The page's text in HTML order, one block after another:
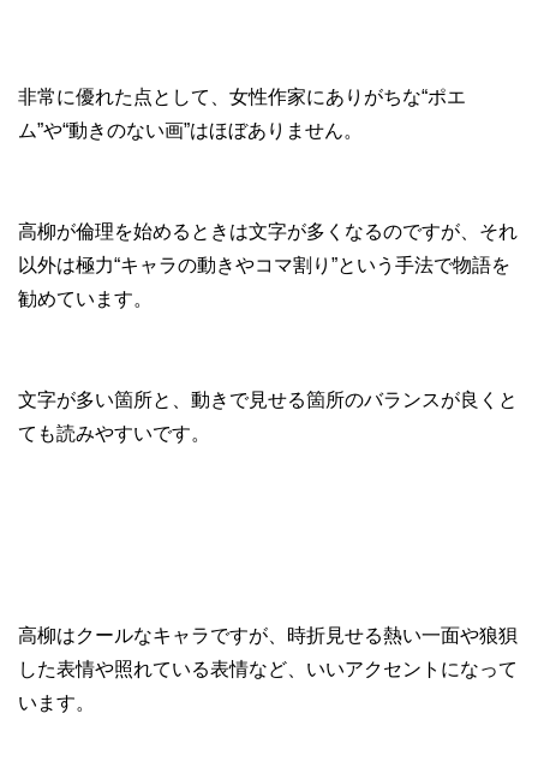
非常に優れた点として、女性作家にありがちな“ポエ
ム”や“動きのない画”はほぼありません。
高柳が倫理を始めるときは文字が多くなるのですが、それ
以外は極力“キャラの動きやコマ割り”という手法で物語を
勧めています。
文字が多い箇所と、動きで見せる箇所のバランスが良くと
ても読みやすいです。
高柳はクールなキャラですが、時折見せる熱い一面や狼狽
した表情や照れている表情など、いいアクセントになって
います。